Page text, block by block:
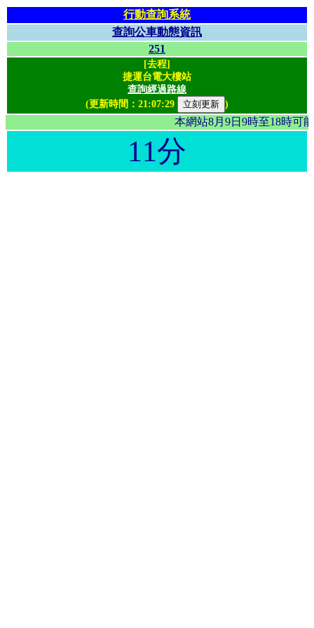
行動查詢系統
查詢公車動態資訊
251
[去程]
捷運台電大樓站
查詢經過路線
(更新時間： 21:07:29 )
本網站8月9日9時至18
11分